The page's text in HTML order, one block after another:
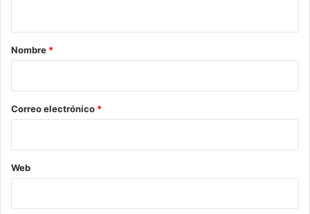
r
*
Nombre *
Correo electrónico *
Web